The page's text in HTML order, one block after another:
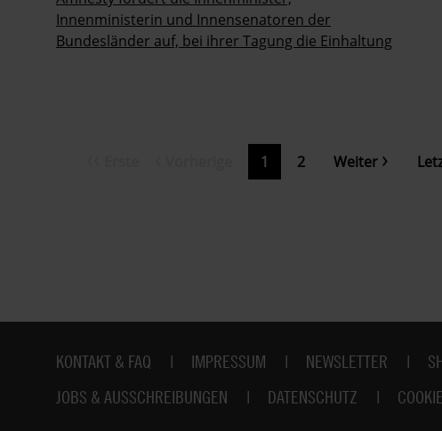
Innenministerin und Innensenatoren der
Bundesländer auf, bei ihrer Tagung die Einhaltung
Aktuelle
Seite
1 Page
2
Nächste
Weiter
Fußbereich
KONTAKT & FAQ IMPRESSUM NEWSLETTER
JOBS & AUSSCHREIBUNGEN
DATENSCHUTZ